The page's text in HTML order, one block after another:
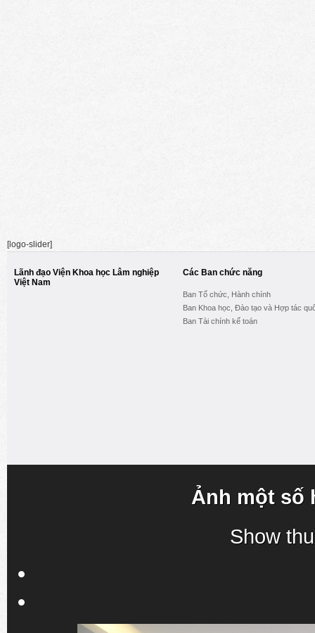
[logo-slider]
Lãnh đạo Viện Khoa học Lâm nghiệp
Việt Nam
Các Ban chức năng
Ban Tổ chức, Hành chính
Ban Khoa học, Đào tạo và Hợp tác
Ban Tài chính kế toán
Ảnh một số
Show